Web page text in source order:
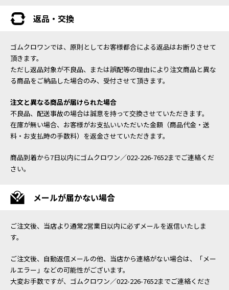
返品・交換
ゴムクロワンでは、原則としてお客様都合による返品はお断りさせて
頂きます。
ただし返品対象が不良品、または誤配等の理由により注文商品と異な
る商品をご納品した場合のみ、受付させて頂きます。
注文と異なる商品が届けられた場合
不良品、配送事故の場合は誠意を持って交換させていただきます。
在庫が無い場合、お客様がお支払いいただいた金額（商品代金・送
料・お支払時の手数料）を返金させていただきます。
商品到着から7日以内にゴムクロワン／022-226-7652までご連絡くだ
さい。
メールが届かない場合
ご注文後、当店より通常2営業日以内に必ずメールを返信いたしま
す。
ご注文後、自動返信メールの他、当店から連絡がない場合は、「メー
ルエラー」などの可能性がございます。
大変お手数ですが、ゴムクロワン／022-226-7652までご連絡くださ